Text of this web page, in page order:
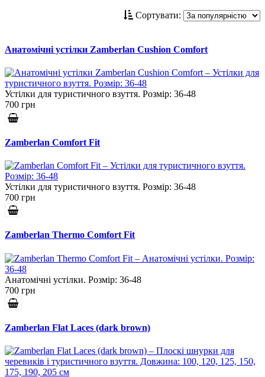
Сортувати:
Анатомічні устілки Zamberlan Cushion Comfort
Устілки для туристичного взуття. Розмір: 36-48
700 грн
Zamberlan Comfort Fit
Устілки для туристичного взуття. Розмір: 36-48
700 грн
Zamberlan Thermo Comfort Fit
Анатомічні устілки. Розмір: 36-48
700 грн
Zamberlan Flat Laces (dark brown)